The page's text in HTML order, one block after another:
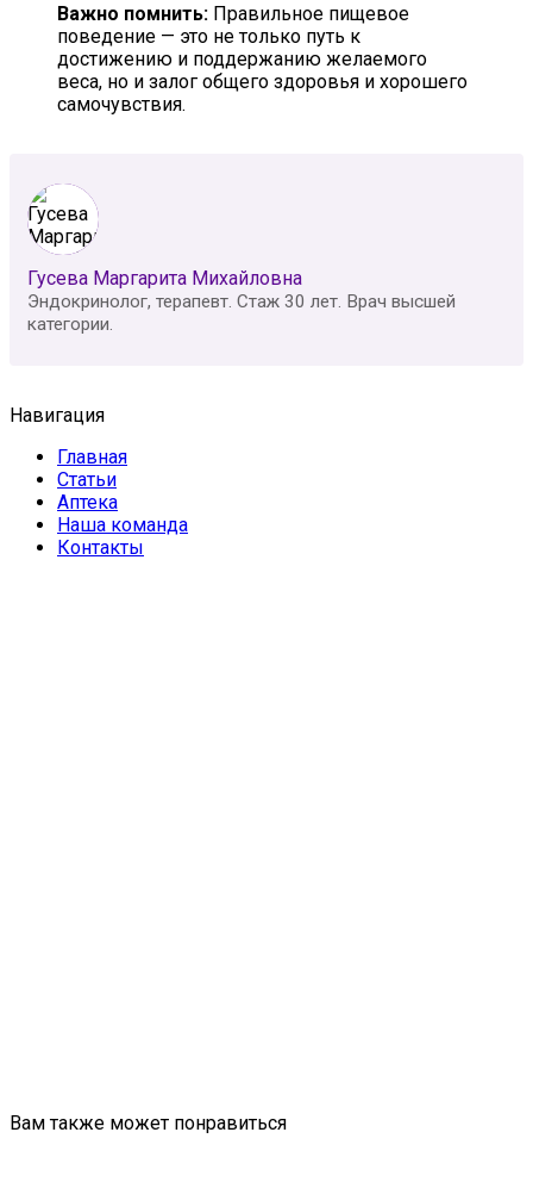
Важно помнить: Правильное пищевое
поведение — это не только путь к
достижению и поддержанию желаемого
веса, но и залог общего здоровья и хорошего
самочувствия.
Гусева Маргарита Михайловна
Эндокринолог, терапевт. Стаж 30 лет. Врач высшей
категории.
Навигация
Главная
Статьи
Аптека
Наша команда
Контакты
Вам также может понравиться